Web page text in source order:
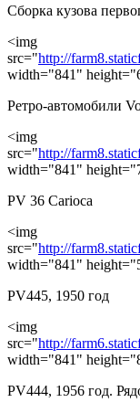
Сборка кузова
<img
src="http://
width="841"
Ретро-автомобили
<img
src="http://
width="841"
PV 36 Carioca
<img
src="http://
width="841"
PV445, 1950 год
<img
src="http://
width="841"
PV444, 1956 год.